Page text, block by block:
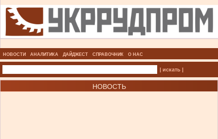
НОВОСТИ АНАЛИТИКА ДАЙДЖЕСТ СПРАВОЧНИК О НАС
| искать |
НОВОСТЬ